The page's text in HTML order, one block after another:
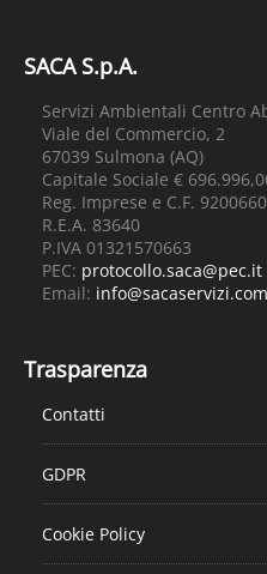
SACA S.p.A.
Servizi Ambientali Centro
Viale del Commercio, 2
67039 Sulmona (AQ)
Capitale Sociale €
Reg. Imprese e C.F.
R.E.A. 83640
P.IVA 01321570663
PEC: protocollo.saca@pec.it
Email: info@sacaservizi.com
Trasparenza
Contatti
GDPR
Cookie Policy